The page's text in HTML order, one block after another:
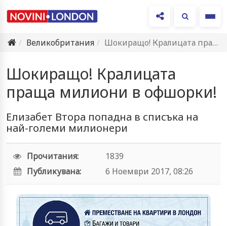
Великобритания
Шокиращо! Кралицата праща милиони в офшорки!
Шокиращо! Кралицата
праща милиони в офшорки!
Елизабет Втора попадна в списъка на
най-големи милионери
Прочитания:
1839
Публикувана:
6 Ноември 2017, 08:26